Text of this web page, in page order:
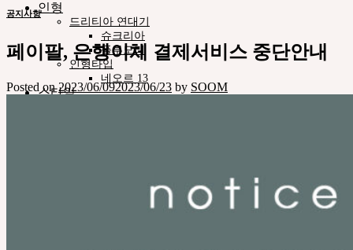
인형
드리티아 연대기
슈크리아
플루모리
인형타입
네오르 13
스타일
공지사항
페이팔, 은행이체 결제서비스 중단안내
Posted on2023/06/092023/06/23 by SOOM